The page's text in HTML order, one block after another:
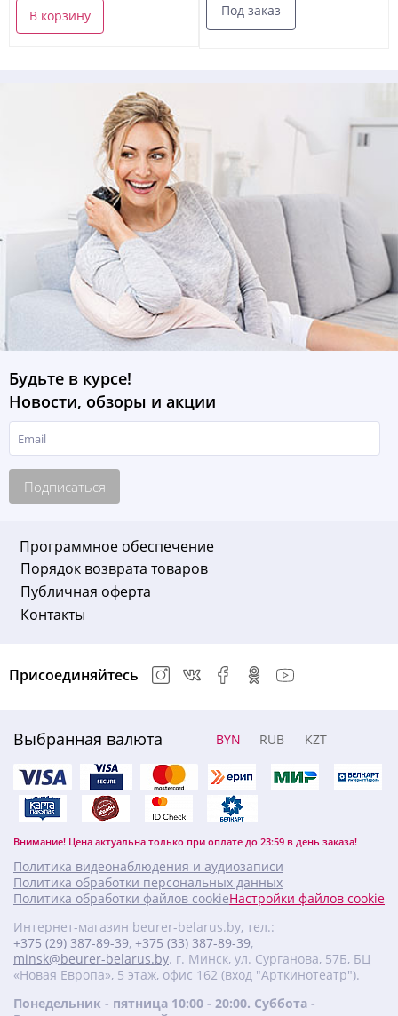
В корзину
Под заказ
Будьте в курсе!
Новости, обзоры и акции
Подписаться
Программное обеспечение
Порядок возврата товаров
Публичная оферта
Контакты
Выбранная валюта BYN RUB KZT
Внимание! Цена актуальна только при оплате до 23:59 в день заказа!
Присоединяйтесь
Политика видеонаблюдения и аудиозаписи
Политика обработки персональных данных
Политика обработки файлов cookieНастройки файлов cookie
Интернет-магазин beurer-belarus.by, тел.:
+375 (29) 387-89-39, +375 (33) 387-89-39,
minsk@beurer-belarus.by. г. Минск, ул. Сурганова, 57Б, БЦ
«Новая Европа», 5 этаж, офис 162 (вход "Арткинотеатр").
Понедельник - пятница 10:00 - 20:00. Суббота -